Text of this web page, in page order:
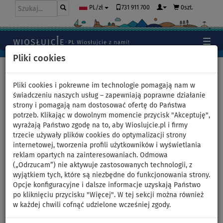
Pliki cookies
Pliki cookies i pokrewne im technologie pomagają nam w
świadczeniu naszych usług – zapewniają poprawne działanie
strony i pomagają nam dostosować ofertę do Państwa
potrzeb. Klikając w dowolnym momencie przycisk "Akceptuję",
wyrażają Państwo zgodę na to, aby Wioslujcie.pl i firmy
trzecie używały plików cookies do optymalizacji strony
internetowej, tworzenia profili użytkowników i wyświetlania
reklam opartych na zainteresowaniach. Odmowa
(„Odrzucam”) nie aktywuje zastosowanych technologii, z
wyjątkiem tych, które są niezbędne do funkcjonowania strony.
Opcje konfiguracyjne i dalsze informacje uzyskają Państwo
po kliknięciu przycisku "Więcej". W tej sekcji można również
w każdej chwili cofnąć udzielone wcześniej zgody.
PL/zł 731 911 700 0szt.
Deska SUP COASTO Regent
Signature 11'8 - pompowany
paddleboard - wariant:
zestaw podstawowy
DO
-5 %
WIOSŁO W
ZESTAWIE
OPCJA
SIEDZISKA
DARMOWA
DOSTAWA